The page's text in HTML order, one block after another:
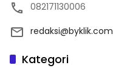
082171130006
redaksi@byklik.com
Kategori